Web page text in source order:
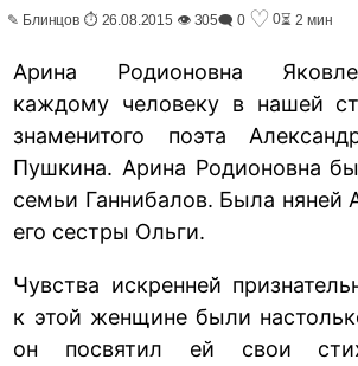
✎ Блинцов ⏱ 26.08.2015 👁 305🗨 0 ♡ 0⏳ 2 мин
Арина Родионовна
каждому человеку в нашей
знаменитого поэта
Пушкина. Арина Родионовна
семьи Ганнибалов. Была няней
его сестры Ольги.
Чувства искренней
к этой женщине были
он посвятил ей свои